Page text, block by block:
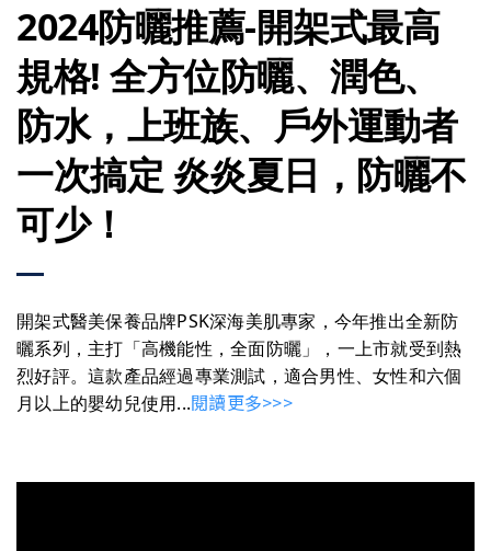
2024防曬推薦-開架式最高
規格! 全方位防曬、潤色、
防水，上班族、戶外運動者
一次搞定 炎炎夏日，防曬不
可少！
開架式醫美保養品牌PSK深海美肌專家，今年推出全新防
曬系列，主打「高機能性，全面防曬」，一上市就受到熱
烈好評。這款產品經過專業測試，適合男性、女性和六個
月以上的嬰幼兒使用...閱讀更多>>>